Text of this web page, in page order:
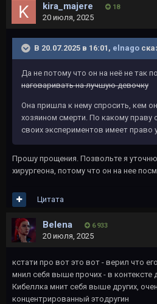
kira_majere 18
20 июля, 2025
В 20.07.2025 в 16:01, elnago
Да не потому что он на неё не так
наговаривать на лучшую девочку
Она пришла к нему спросить, кем
хозяином смерти. По какому праву
своих экспериментов имеет право
Прошу прощения. Позвольте я
хирургеона, потому что он на нее
Цитата
Belena 6 933
20 июля, 2025
кстати про вот это вот - верил что
мнил себя выше прочих - в контексте
Кибеллка мнит себя выше других,
концентрированный этодругин